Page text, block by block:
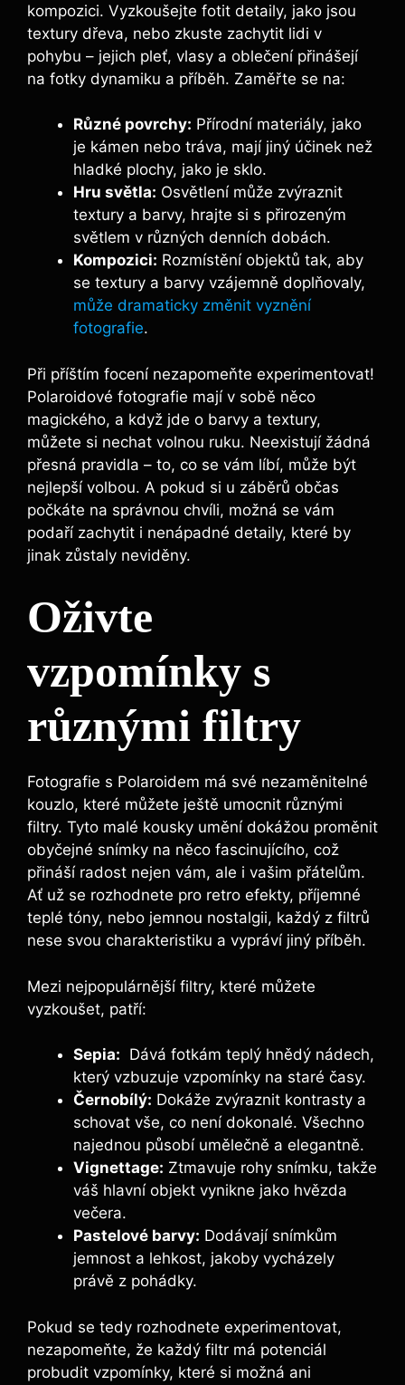
kompozici. Vyzkoušejte ‍fotit ‍detaily, jako jsou
textury dřeva, nebo zkuste zachytit lidi‍ v
pohybu – ⁤jejich pleť,⁣ vlasy a⁣ oblečení ⁢přinášejí
na fotky⁤ dynamiku ‍a příběh. Zaměřte ⁤se⁣ na:
Různé povrchy: Přírodní materiály, jako ​
je kámen nebo tráva, mají⁤ jiný‌ účinek než
hladké plochy, jako je ‌sklo.
Hru světla: Osvětlení může zvýraznit⁣
textury a barvy, hrajte⁤ si s přirozeným
světlem v různých denních ⁤dobách.
Kompozici: ⁣Rozmístění objektů tak, aby
se textury ⁢a barvy ⁤vzájemně doplňovaly,
může dramaticky změnit vyznění
fotografie.
Při příštím ​focení nezapomeňte experimentovat!
Polaroidové fotografie ‍mají v ​sobě něco
magického, a když jde o barvy ‍a textury,
můžete‌ si nechat volnou ruku. ‍Neexistují ⁤žádná
přesná pravidla – to,⁤ co​ se vám líbí, ⁣může​ být
nejlepší volbou. A ‍pokud si​ u záběrů‍ občas
počkáte ​na správnou chvíli, možná​ se vám
podaří zachytit⁣ i nenápadné detaily, které by
jinak⁢ zůstaly⁣ neviděny.
Oživte
vzpomínky⁢ s
různými filtry
Fotografie s Polaroidem má ‍své nezaměnitelné
⁣kouzlo, které ⁢můžete ještě umocnit různými
filtry. Tyto malé kousky⁢ umění dokážou​ proměnit
obyčejné snímky na něco‌ fascinujícího, což
přináší radost‍ nejen vám, ale‍ i vašim​ přátelům.⁤
Ať už se rozhodnete pro retro efekty, příjemné
teplé tóny,‌ nebo jemnou nostalgii, každý z filtrů
nese​ svou charakteristiku ⁣a vypráví jiný příběh.
Mezi ⁣nejpopulárnější filtry, které můžete
vyzkoušet, patří:
Sepia: ⁣ Dává ‌fotkám​ teplý hnědý nádech,
který vzbuzuje ⁣vzpomínky na staré časy.
Černobílý: Dokáže zvýraznit kontrasty ⁤a
schovat ‌vše, co ⁣není dokonalé. Všechno
‌najednou ⁤působí umělečně ⁣a‌ elegantně.
Vignettage: Ztmavuje rohy‍ snímku, takže
váš hlavní objekt⁣ vynikne jako hvězda​
večera.
Pastelové barvy: Dodávají snímkům
jemnost a ⁣lehkost, jakoby vycházely‌
právě z ⁢pohádky.
Pokud se ⁣tedy rozhodnete experimentovat,⁤
nezapomeňte, že​ každý filtr má potenciál
probudit⁤ vzpomínky,⁢ které‍ si⁢ možná ani